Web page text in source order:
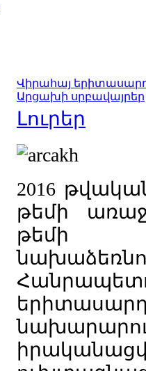
Վիրահայ
Արցախի սրբավայրեր
Լուրեր
2016
թեմի
թեմի